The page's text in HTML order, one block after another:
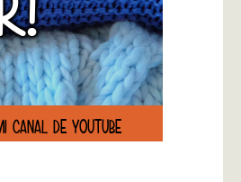
CANAL DE YOUTUBE